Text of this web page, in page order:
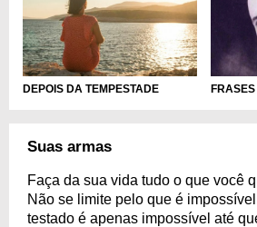
DEPOIS DA TEMPESTADE
Suas armas
Faça da sua vida tudo o que você
Não se limite pelo que é
testado é apenas impossível até